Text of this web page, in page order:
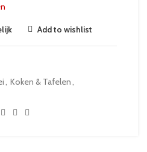
Add to wishlist
, Koken & Tafelen,